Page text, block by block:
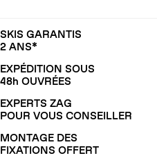
SKIS GARANTIS
2 ANS*
EXPÉDITION SOUS
48h OUVRÉES
EXPERTS ZAG
POUR VOUS CONSEILLER
MONTAGE DES
FIXATIONS OFFERT